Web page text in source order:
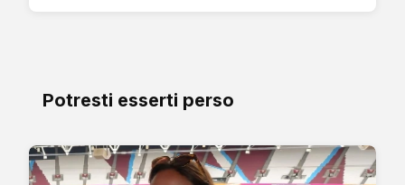
Potresti esserti perso